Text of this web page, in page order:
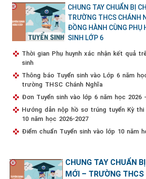
CHUNG TAY CHUẨN BỊ
TRƯỜNG THCS CHÁNH
ĐỒNG HÀNH CÙNG PHỤ
SINH LỚP 6
Thời gian Phụ huynh xác nhận kết quả
sinh
Thông báo Tuyển sinh vào Lớp 6 năm
trường THSC Chánh Nghĩa
Đơn Tuyển sinh vào lớp 6 năm học 2026
Hướng dẫn nộp hồ sơ trúng tuyển Kỳ thi
10 năm học 2026-2027
Điểm chuẩn Tuyển sinh vào lớp 10 năm
CHUNG TAY CHUẨN
MỚI – TRƯỜNG